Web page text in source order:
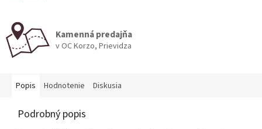
Kamenná predajňa
v OC Korzo, Prievidza
Popis Hodnotenie Diskusia
Podrobný popis